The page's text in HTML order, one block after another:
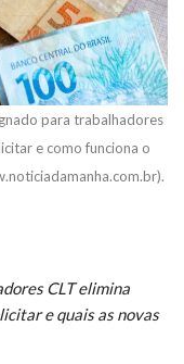
para trabalhadores
e como funciona o
CLT elimina
e quais as novas